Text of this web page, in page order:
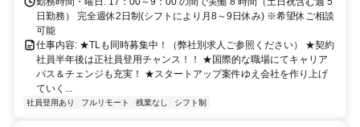
日勤務） 完全週休2日制(シフトにより月8～9日休み) ※希望休ご相談
可能
仕事内容: ★TLも同時募集中！（弊社別求人ご参照ください） ★契約
社員半年後は正社員登用チャンス！！ ★国際的な職場にてキャリア
パス＆チェンジも充実！ ★スタートアップ案件ゆえ会社を作り上げ
ていく...
社員登用あり フルリモート 残業なし シフト制